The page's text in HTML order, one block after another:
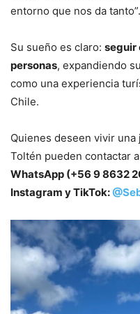
entorno que nos da tanto”.
Su sueño es claro: seguir
personas, expandiendo
como una experiencia
Chile.
Quienes deseen vivir
Toltén pueden contactar
WhatsApp (+56 9 8632
Instagram y TikTok: